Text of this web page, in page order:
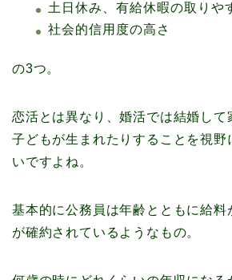
土日休み、有給休暇の取りや
社会的信用度の高さ
の3つ。
恋活とは異なり、婚活では結婚して
子どもが生まれたりすることを視野
いですよね。
基本的に公務員は年齢とともに給料
が確約されているようなもの。